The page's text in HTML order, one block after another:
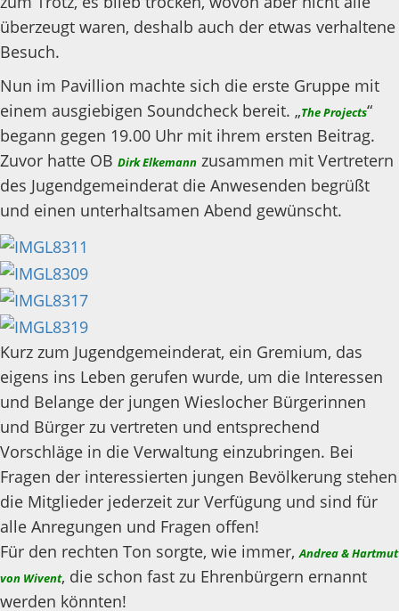
überzeugt waren, deshalb auch der etwas verhaltene
Besuch.
Nun im Pavillion machte sich die erste Gruppe mit
einem ausgiebigen Soundcheck bereit. „The Projects“
begann gegen 19.00 Uhr mit ihrem ersten Beitrag.
Zuvor hatte OB Dirk Elkemann zusammen mit Vertretern
des Jugendgemeinderat die Anwesenden begrüßt
und einen unterhaltsamen Abend gewünscht.
Kurz zum Jugendgemeinderat, ein Gremium, das
eigens ins Leben gerufen wurde, um die Interessen
und Belange der jungen Wieslocher Bürgerinnen
und Bürger zu vertreten und entsprechend
Vorschläge in die Verwaltung einzubringen. Bei
Fragen der interessierten jungen Bevölkerung stehen
die Mitglieder jederzeit zur Verfügung und sind für
alle Anregungen und Fragen offen!
Für den rechten Ton sorgte, wie immer,Andrea & Hartmut
von Wivent, die schon fast zu Ehrenbürgern ernannt
werden könnten!